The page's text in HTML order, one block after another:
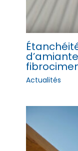
Actualités